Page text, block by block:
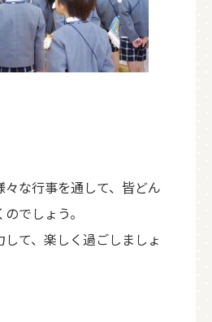
々な行事を通して、皆どん
でしょう。
て、楽しく過ごしましょ